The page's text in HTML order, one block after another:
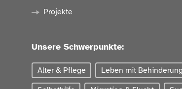
Projekte
Unsere Schwerpunkte:
Alter & Pflege Leben mit Behinderung